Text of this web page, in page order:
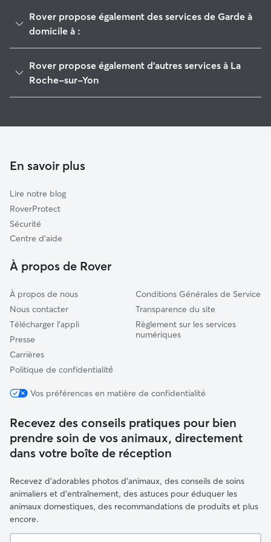
Rover propose également des services de Garde à
domicile à :
Landeronde
Bellevigny
La Boissière-des-Landes
Beaulieu-sous-la-Roche
Saint-Georges-de-Pointindoux
Fougeré
Rover propose également d'autres services à La
Roche-sur-Yon
Promeneur de Chien à La Roche-sur-Yon
En savoir plus
Lire notre blog
RoverProtect
Sécurité
Centre d'aide
À propos de Rover
À propos de nous
Nous contacter
Télécharger l'appli
Presse
Carrières
Politique de confidentialité́
Conditions Générales de Service
Transparence du site
Règlement sur les services
numériques
Vos préférences en matière de confidentialité
Recevez des conseils pratiques pour bien
prendre soin de vos animaux, directement
dans votre boîte de réception
Recevez d'adorables photos d'animaux, des conseils de soins
animaliers et d'entraînement, des astuces pour éduquer les
animaux domestiques, des recommandations de produits et plus
encore.